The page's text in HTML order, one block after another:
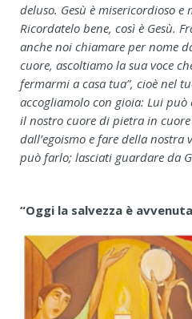
deluso. Gesù è misericordioso
Ricordatelo bene, così è Gesù.
anche noi chiamare per nome
cuore, ascoltiamo la sua voce
fermarmi a casa tua”, cioè nel
accogliamolo con gioia: Lui
il nostro cuore di pietra in
dall’egoismo e fare della nostra
può farlo; lasciati guardare da
“Oggi la salvezza è